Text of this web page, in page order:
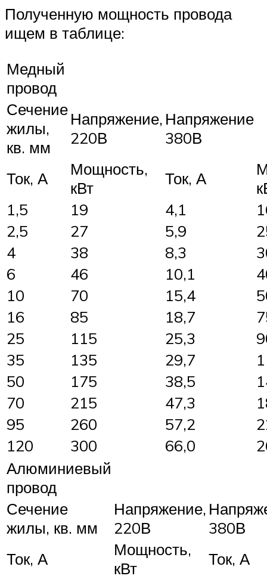
Полученную мощность провода
ищем в таблице:
Медный
провод
Сечение
жилы,
кв. мм
Напряжение,
220В
Напряжение
380В
Ток, А
Мощность,
кВт
Ток, А
1,5
19 4,1
2,5
27 5,9
4
38 8,3
6
46 10,1
10
70 15,4
16
85 18,7
25
115 25,3
35
135 29,7
50
175 38,5
70
215 47,3
95
260 57,2
120
300 66,0
Алюминиевый
провод
Сечение
жилы, кв. мм
Напряжение,
220В
380В
Ток, А
Мощность,
кВт
Ток, А